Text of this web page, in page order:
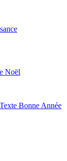
Noël
Texte Bonne Année